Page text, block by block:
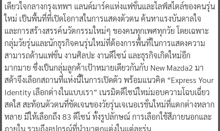
เดียวใจกลางกรุงเทพฯ แลนด์มาร์คแห่งแฟชั่นและไลฟ์สไตล์ของคนรุ่น
ใหม่ เป็นพื้นที่ที่เปิดโอกาสในการแสดงตัวตน ค้นหาแรงบันดาลใจ
และการสร้างสรรค์นวัตกรรมใหม่ๆ ของคนทุกเพศทุกวัย โดยเฉพาะ
กลุ่มวัยรุ่นและนักธุรกิจคนรุ่นใหม่ที่ต้องการพื้นที่ในการแสดงความ
สามารถด้านแฟชั่น งานศิลปะ งานดีไซน์ และธุรกิจเกิดใหม่อีก
มากมาย ซึ่งเป็นกลุ่มลูกค้าเป้าหมายเดียวกันกับ New Mazda2 มา
สด้าจึงเลือกสถานที่แห่งนี้ในการเปิดตัว พร้อมแนวคิด “Express Your
Identity เลือกต่างในแบบเรา” เนรมิตดีไซน์ใหม่มอบความโฉบเฉี่ยว
สดใส สะท้อนตัวตนที่ชัดเจนของวัยรุ่นเจเนอเรชั่นใหม่ที่แตกต่างหลาก
หลาย มีให้เลือกถึง 83 ดีไซน์ ทั้งรูปลักษณ์ การเลือกใช้สีภายนอกและ
ภายใน รวมถึงอุปกรณ์ที่นำมาตกแต่งในแต่ละรุ่น